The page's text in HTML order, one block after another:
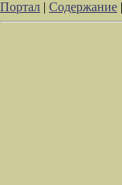
Портал | Содержание |